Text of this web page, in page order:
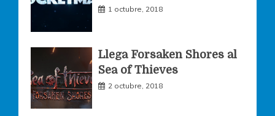
1 octubre, 2018
Llega Forsaken Shores al
Sea of Thieves
2 octubre, 2018